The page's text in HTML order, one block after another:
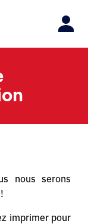
nous serons
imprimer pour